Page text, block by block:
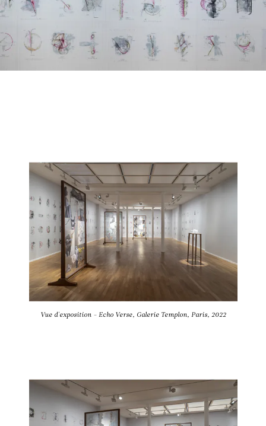
Vue d'exposition - Echo Verse, Galerie Templon, Paris, 2022